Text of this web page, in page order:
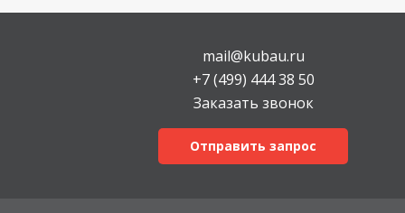
mail@kubau.ru
+7 (499) 444 38 50
Заказать звонок
Отправить запрос